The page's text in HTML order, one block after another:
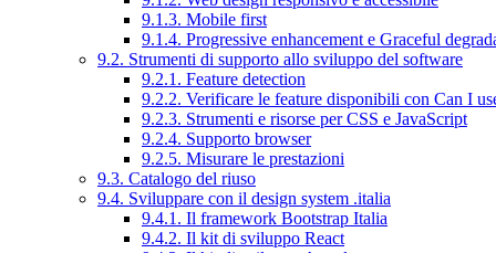
9.1.3. Mobile first
9.1.4. Progressive enhancement e Graceful
9.2. Strumenti di supporto allo sviluppo del software
9.2.1. Feature detection
9.2.2. Verificare le feature disponibili con Can I
9.2.3. Strumenti e risorse per CSS e JavaScript
9.2.4. Supporto browser
9.2.5. Misurare le prestazioni
9.3. Catalogo del riuso
9.4. Sviluppare con il design system .italia
9.4.1. Il framework Bootstrap Italia
9.4.2. Il kit di sviluppo React